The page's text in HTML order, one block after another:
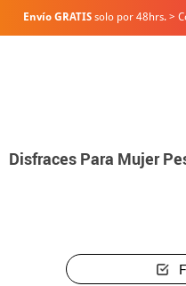
Envío GRATIS solo por 48hrs. >
Disfraces Para Mujer